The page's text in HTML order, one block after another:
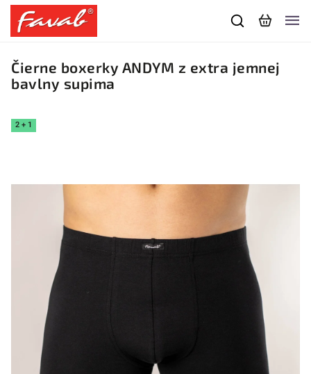
Čierne boxerky ANDYM z extra jemnej
bavlny supima
2 + 1